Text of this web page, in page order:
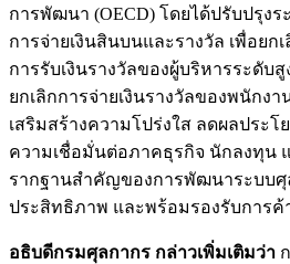
การพัฒนา (OECD) โดยได้ปรับปรุงร
การจ่ายเงินสินบนและรางวัล เพื่อยก
การรับเงินรางวัลของผู้บริหารระดับ
ยกเลิกการจ่ายเงินรางวัลของพนักง
เสริมสร้างความโปร่งใส ลดผลประ
ความเชื่อมั่นต่อภาคธุรกิจ นักลงทุน
รากฐานสำคัญของการพัฒนาระบบศุ
ประสิทธิภาพ และพร้อมรองรับการ
อธิบดีกรมศุลกากร กล่าวเพิ่มเติมว่า